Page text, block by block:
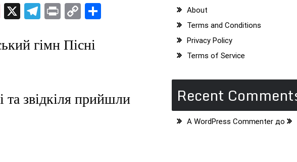
Pinterest
X Telegram
PrintCopy Поділитися
гімн Пісні
звідкіля прийшли
About
Terms and Conditions
Privacy Policy
Terms of Service
Recent
A WordPress Commenter до